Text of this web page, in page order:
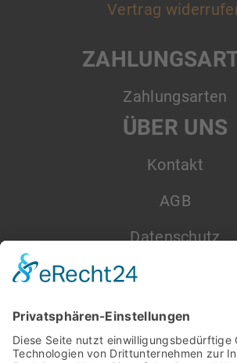
Vertrag
Zahlungsarten
ÜBER UNS
Kontakt
AGB
Datenschutz
Impressum